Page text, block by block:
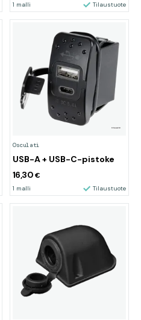
1 malli Tilaustuote
Osculati
USB-A + USB-C-pistoke
16,30 €
1 malli Tilaustuote